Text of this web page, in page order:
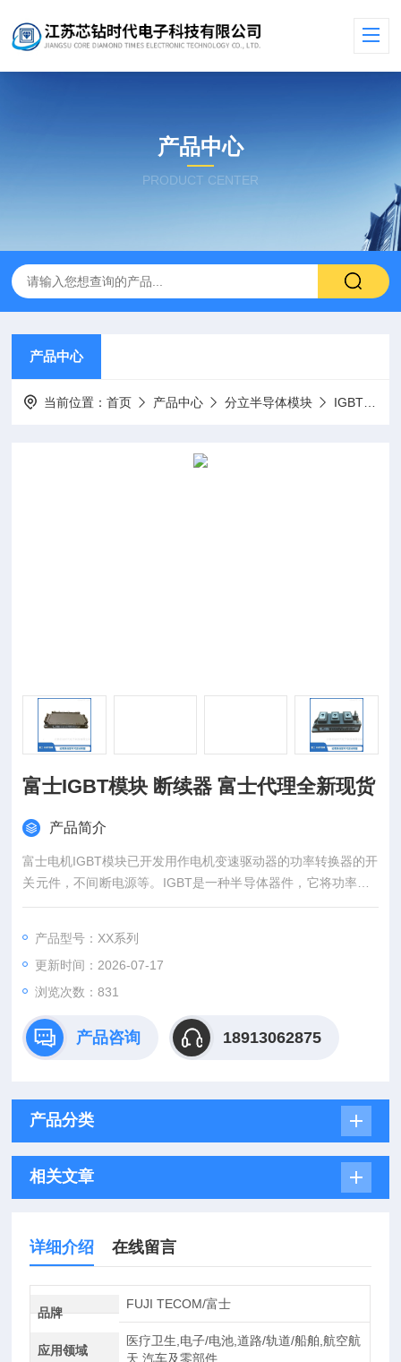
产品中心
PRODUCT CENTER
产品中心
当前位置：首页 产品中心 分立半导体模块 IGBT模块
富士IGBT模块 断续器 富士代理全新现货
产品简介
富士电机IGBT模块已开发用作电机变速驱动器的功率转换器的开
关元件，不间断电源等。IGBT是一种半导体器件，它将功率MO
SFET的高速开关性能与双极晶体管的高电压/高电流处理能力相
产品型号：XX系列
更新时间：2026-07-17
浏览次数：831
产品咨询 18913062875
产品分类
相关文章
详细介绍 在线留言
品牌
FUJI TECOM/富士
应用领域
医疗卫生,电子/电池,道路/轨道/船舶,航空航
天,汽车及零部件